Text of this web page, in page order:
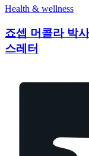
Health & wellness
죠셉 머콜라 박
스레터